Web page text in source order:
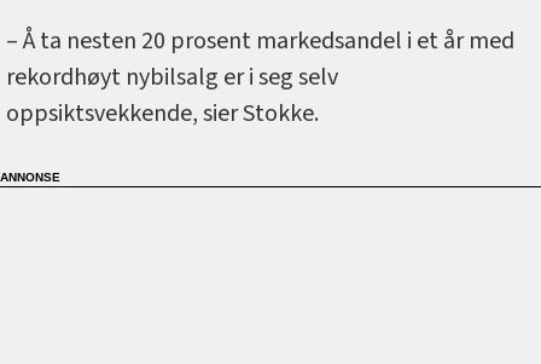
– Å ta nesten 20 prosent markedsandel i et år med
rekordhøyt nybilsalg er i seg selv
oppsiktsvekkende, sier Stokke.